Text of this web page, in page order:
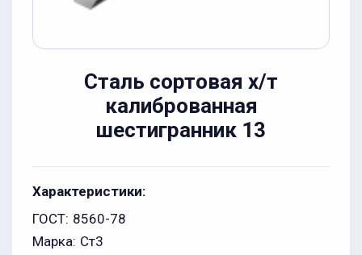
Сталь сортовая х/т
калиброванная
шестигранник 13
Характеристики:
ГОСТ: 8560-78
Марка: Ст3